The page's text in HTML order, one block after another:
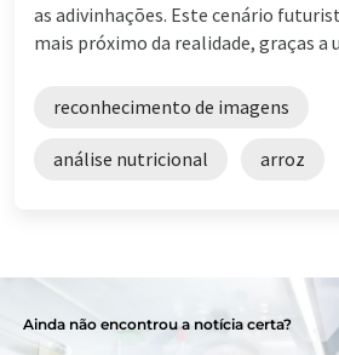
as adivinhações. Este cenário
mais próximo da realidade, graças a
reconhecimento de imagens
análise nutricional arroz
Ainda não encontrou a notícia certa?